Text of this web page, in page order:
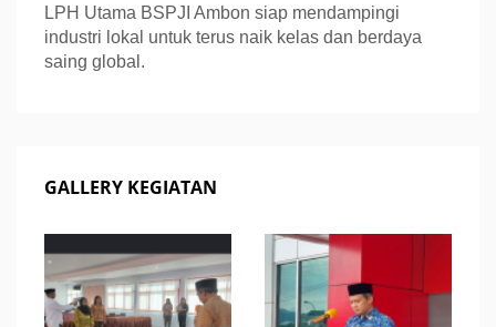
LPH Utama BSPJI Ambon siap mendampingi
industri lokal untuk terus naik kelas dan berdaya
saing global.
GALLERY KEGIATAN